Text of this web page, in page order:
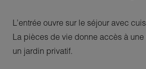
L’entrée ouvre sur le séjour avec
La pièces de vie donne accès à une
un jardin privatif.